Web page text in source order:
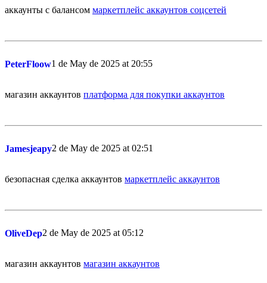
аккаунты с балансом маркетплейс аккаунтов соцсетей
PeterFloow1 de May de 2025 at 20:55
магазин аккаунтов платформа для покупки аккаунтов
Jamesjeapy2 de May de 2025 at 02:51
безопасная сделка аккаунтов маркетплейс аккаунтов
OliveDep2 de May de 2025 at 05:12
магазин аккаунтов магазин аккаунтов